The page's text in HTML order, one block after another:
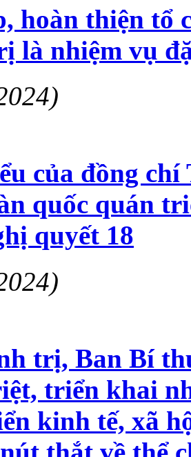
hoàn thiện tổ
là nhiệm vụ
của đồng
quốc quán
quyết 18
trị, Ban Bí
triển khai
kinh tế, xã